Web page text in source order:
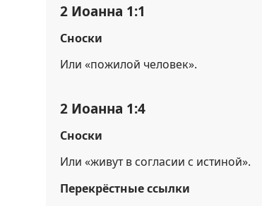
2 Иоанна 1:1
Сноски
Или «пожилой человек».
2 Иоанна 1:4
Сноски
Или «живут в согласии с истиной».
Перекрёстные ссылки